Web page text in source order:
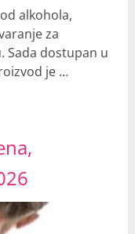
alkohola,
za
Sada dostupan u
je …